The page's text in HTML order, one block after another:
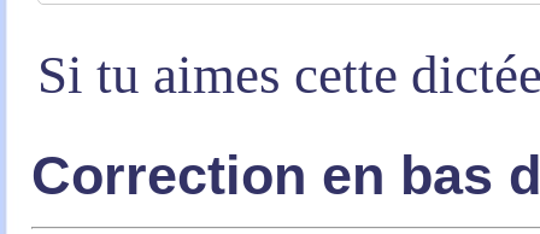
Si tu aimes cette
Correction en bas